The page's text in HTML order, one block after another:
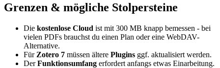
Grenzen & mögliche Stolpersteine
Die kostenlose Cloud ist mit 300 MB knapp bemessen - bei
vielen PDFs brauchst du einen Plan oder eine WebDAV-
Alternative.
Für Zotero 7 müssen ältere Plugins ggf. aktualisiert werden.
DerFunktionsumfang erfordert anfangs etwas Einarbeitung.